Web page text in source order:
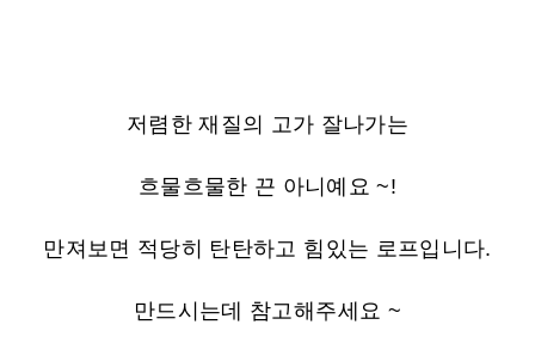
저렴한 재질의 고가 잘나가는
흐물흐물한 끈 아니예요 ~!
만져보면 적당히 탄탄하고 힘있는 로프입니다.
만드시는데 참고해주세요 ~